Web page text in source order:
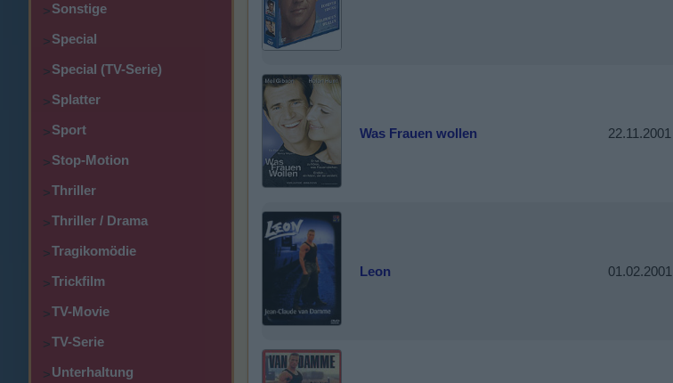
>Sonstige
>Special
>Special (TV-Serie)
>Splatter
>Sport
>Stop-Motion
>Thriller
>Thriller / Drama
>Tragikomödie
>Trickfilm
>TV-Movie
>TV-Serie
>Unterhaltung
Was Frauen wollen 22.11.2001
Leon 01.02.2001